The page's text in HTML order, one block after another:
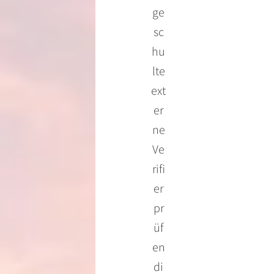
ge
sc
hu
lte
ext
er
ne
Ve
rifi
er
pr
üf
en
di